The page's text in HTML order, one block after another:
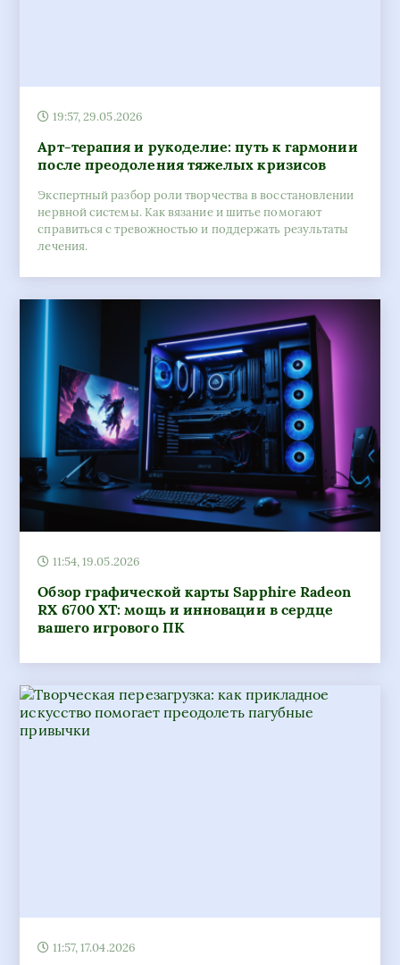
19:57, 29.05.2026
Арт-терапия и рукоделие: путь к гармонии
после преодоления тяжелых кризисов
Экспертный разбор роли творчества в восстановлении
нервной системы. Как вязание и шитье помогают
справиться с тревожностью и поддержать результаты
лечения.
11:54, 19.05.2026
Обзор графической карты Sapphire Radeon
RX 6700 XT: мощь и инновации в сердце
вашего игрового ПК
11:57, 17.04.2026